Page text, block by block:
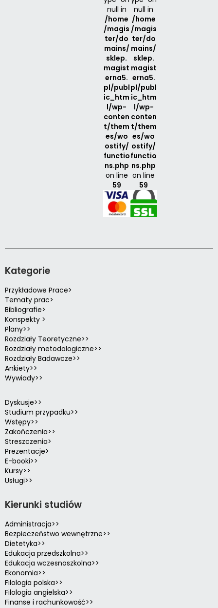
null in
/home
/magis
ter/do
mains/
sklep.
magist
erna5.
pl/publ
ic_htm
l/wp-
conten
t/them
es/wo
ostify/
functio
ns.php
on line
59
null in
/home
/magis
ter/do
mains/
sklep.
magist
erna5.
pl/publ
ic_htm
l/wp-
conten
t/them
es/wo
ostify/
functio
ns.php
on line
59
Kategorie
Przykładowe Prace>
Tematy prac>
Bibliografie>
Konspekty >
Plany>>
Rozdziały Teoretyczne>>
Rozdziały metodologiczne>>
Rozdziały Badawcze>>
Ankiety>>
Wywiady>>
Dyskusje>>
Studium przypadku>>
Wstępy>>
Zakończenia>>
Streszczenia>
Prezentacje>
E-booki>>
Kursy>>
Usługi>>
Kierunki studiów
Administracja>>
Bezpieczeństwo wewnętrzne>>
Dietetyka>>
Edukacja przedszkolna>>
Edukacja wczesnoszkolna>>
Ekonomia>>
Filologia polska>>
Filologia angielska>>
Finanse i rachunkowość>>